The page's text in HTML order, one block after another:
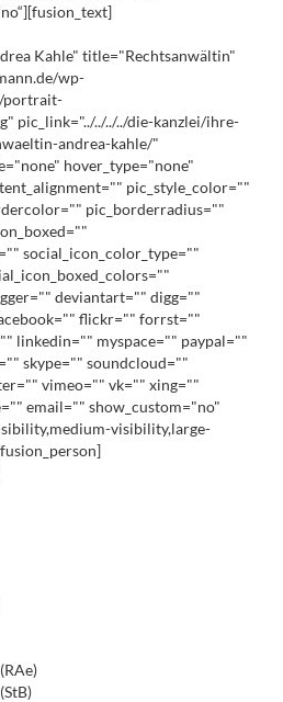
Kahle" title="Rechtsanwältin"
wp-
portrait-
pic_link="../../../../die-kanzlei/ihre-
andrea-kahle/"
hover_type="none"
pic_style_color=""
pic_borderradius=""
social_icon_color_type=""
deviantart="" digg=""
flickr="" forrst=""
linkedin="" myspace="" paypal=""
skype="" soundcloud=""
vimeo="" vk="" xing=""
email="" show_custom="no"
visibility,large-
(RAe)
(StB)